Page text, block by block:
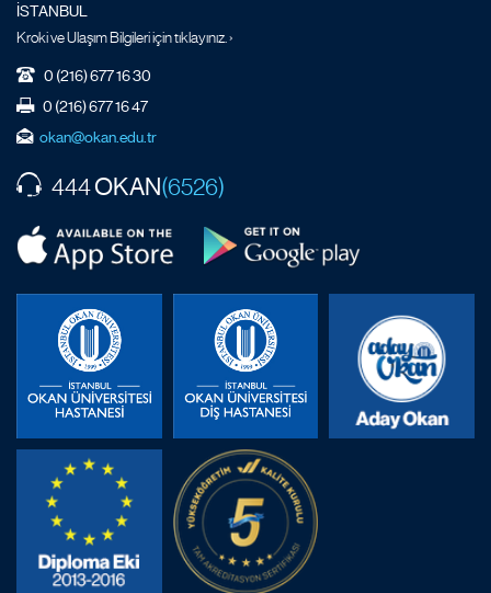
İSTANBUL
Kroki ve Ulaşım Bilgileri için tıklayınız. ›
0 (216) 677 16 30
0 (216) 677 16 47
okan@okan.edu.tr
444OKAN(6526)